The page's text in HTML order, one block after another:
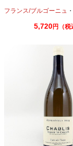
フランス/ブルゴーニュ ・
5,720円（税